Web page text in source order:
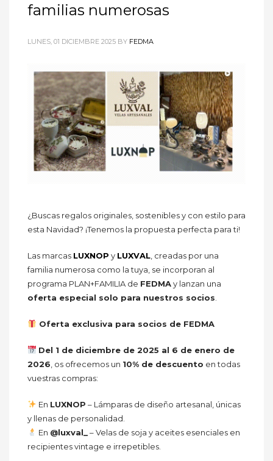
familias numerosas
LUNES, 01 DICIEMBRE 2025 BY FEDMA
¿Buscas regalos originales, sostenibles y con estilo para
esta Navidad? ¡Tenemos la propuesta perfecta para ti!
Las marcas LUXNOP y LUXVAL , creadas por una
familia numerosa como la tuya, se incorporan al
programa PLAN+FAMILIA de FEDMAy lanzan una
oferta especial solo para nuestros socios
Oferta exclusiva para socios de FEDMA
Del 1 de diciembre de 2025 al 6 de enero de
2026 , os ofrecemos un 10% de descuento en todas
vuestras compras:
En LUXNOP – Lámparas de diseño artesanal, únicas
y llenas de personalidad.
En @luxval_
– Velas de soja y aceites esenciales en
recipientes vintage e irrepetibles.